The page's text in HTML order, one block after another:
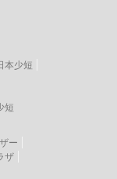
本少短
短
ー
ザ